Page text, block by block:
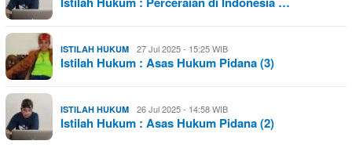
ISTILAH HUKUM 27 Jul 2025 - 15:25 WIB
Istilah Hukum : Asas Hukum Pidana (3)
ISTILAH HUKUM 26 Jul 2025 - 14:58 WIB
Istilah Hukum : Asas Hukum Pidana (2)